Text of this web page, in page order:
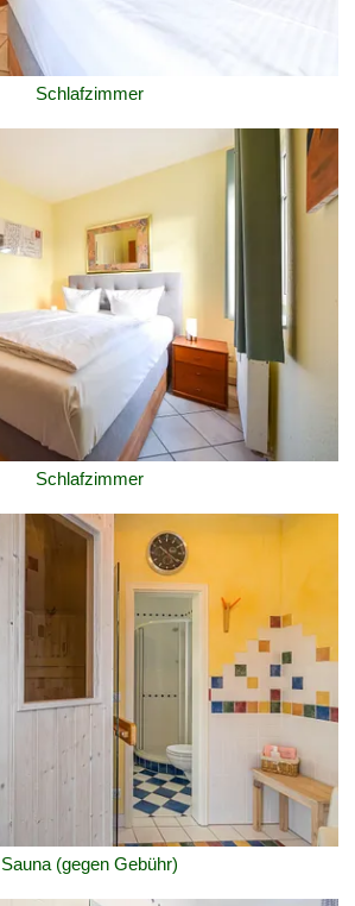
Schlafzimmer
Schlafzimmer
Sauna (gegen Gebühr)